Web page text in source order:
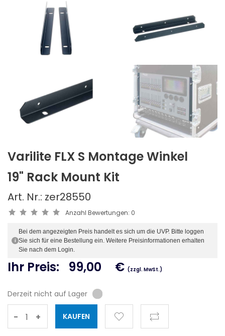
Varilite FLX S Montage Winkel
19" Rack Mount Kit
Art. Nr.: zer28550
Anzahl Bewertungen: 0
i
Bei dem angezeigten Preis handelt es sich um die UVP. Bitte loggen
Sie sich für eine Bestellung ein. Weitere Preisinformationen erhalten
Sie nach dem Login.
Ihr Preis: 99,00 € (zzgl. MwSt.)
Derzeit nicht auf Lager
- +